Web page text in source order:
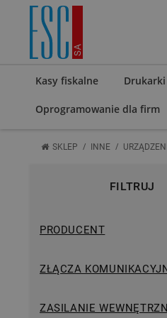
ZALOGUJ SIĘ
Kasy fiskalne
Oprogramowanie dla firm
SKLEP / INNE /
FILTRUJ
PRODUCENT
ZŁĄCZA
ZASILANIE